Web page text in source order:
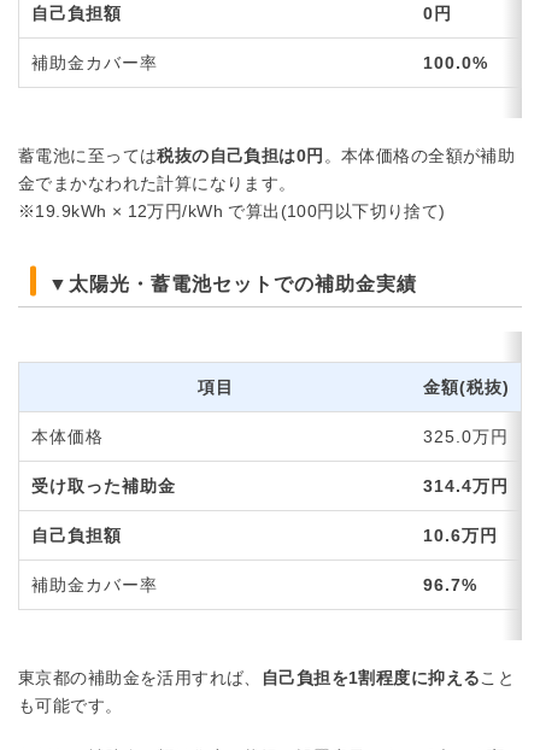
自己負担額 0円
補助金カバー率 100.0%
蓄電池に至っては税抜の自己負担は0円 。本体価格の全額が補助
金でまかなわれた計算になります。
※19.9kWh × 12万円/kWh で算出(100円以下切り捨て)
▼太陽光・蓄電池セットでの補助金実績
項目 金額(税抜)
本体価格 325.0万円
受け取った補助金 314.4万円
自己負担額 10.6万円
補助金カバー率 96.7%
東京都の補助金を活用すれば、 自己負担を1割程度に抑えること
も可能です。